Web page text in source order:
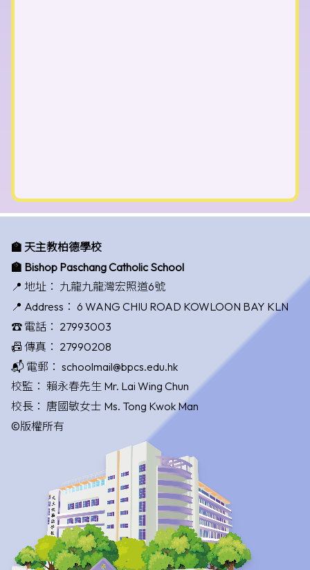
🏫 天主教柏德學校
🏫 Bishop Paschang Catholic School
📍 地址： 九龍九龍灣宏照道6號
📍 Address： 6 WANG CHIU ROAD KOWLOON BAY KLN
☎️ 電話： 27993003
📠 傳真： 27990208
📬 電郵： schoolmail@bpcs.edu.hk
校監： 賴永春先生 Mr. Lai Wing Chun
校長： 唐國敏女士 Ms. Tong Kwok Man
©版權所有